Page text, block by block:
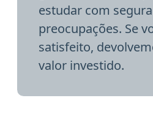
estudar com
preocupações. Se
satisfeito,
valor investido.